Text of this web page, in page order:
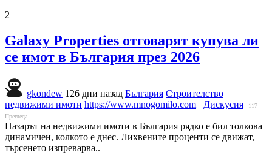
2
Galaxy Properties отговарят купува ли
се имот в България през 2026
gkondew 126 дни назад България Строителство
недвижими имоти https://www.mnogomilo.com Дискусия
117
Прегледа
Пазарът на недвижими имоти в България рядко е бил толкова
динамичен, колкото е днес. Лихвените проценти се движат,
търсенето изпреварва..